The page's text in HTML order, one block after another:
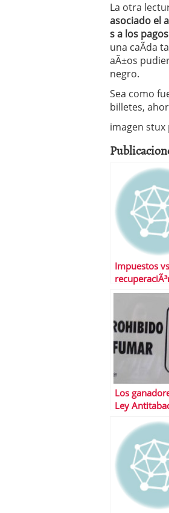
La otra
asociado el
s a los
una caÃ­da
aÃ±os
negro.
Sea como
billetes,
imagen stux
Impuestos vs
econÃ³mica
Los
Ley